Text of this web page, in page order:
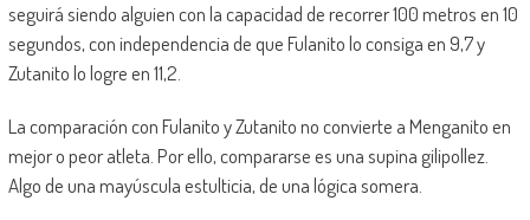
seguirá siendo alguien con la capacidad de recorrer 100 metros en 10
segundos, con independencia de que Fulanito lo consiga en 9,7 y
Zutanito lo logre en 11,2.
La comparación con Fulanito y Zutanito no convierte a Menganito en
mejor o peor atleta. Por ello, compararse es una supina gilipollez.
Algo de una mayúscula estulticia, de una lógica somera.